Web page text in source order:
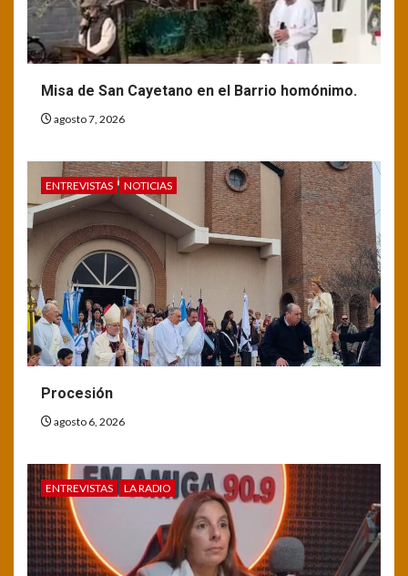
Misa de San Cayetano en el Barrio homónimo.
agosto 7, 2026
ENTREVISTAS NOTICIAS
Procesión
agosto 6, 2026
ENTREVISTAS LA RADIO